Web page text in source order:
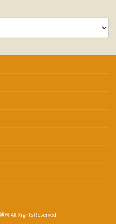
司 All Rights Reserved.